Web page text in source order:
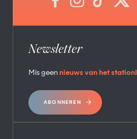
Newsletter
Mis geen nieuws van het station!
ABONNEREN